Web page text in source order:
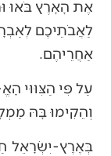
אֶת הָאָרֶץ בֹּאוּ
לַאֲבֹתֵיכֶם
אַחֲרֵיהֶם.
עַל פִּי הַצִּוּוּי
וְהֵקִימוּ בָּהּ
בְּאֶרֶץ-יִשְׂרָאֵל